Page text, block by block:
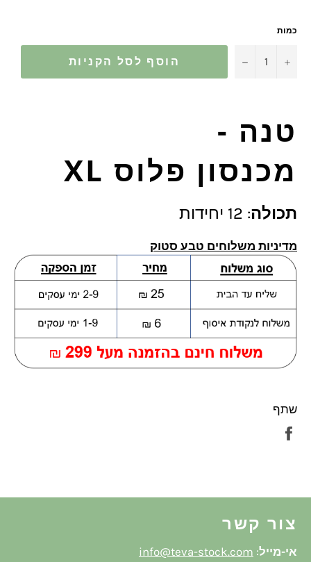
כמות
− + הוסף לסל הקניות
טנה -
מכנסון פלוס XL
תכולה: 12 יחידות
מדיניות משלוחים טבע סטוק
שתף
צור קשר
אי-מייל:
info@teva-stock.com